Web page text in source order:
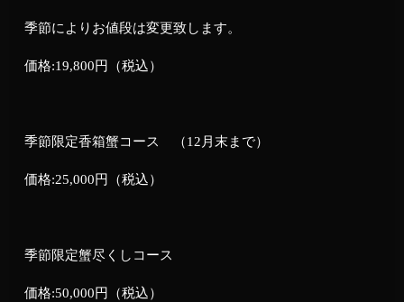
季節によりお値段は変更致します。
価格:19,800円（税込）
季節限定香箱蟹コース （12月末まで）
価格:25,000円（税込）
季節限定蟹尽くしコース
価格:50,000円（税込）